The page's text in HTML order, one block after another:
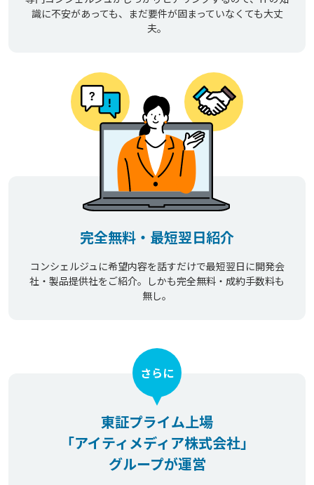
識に不安があっても、まだ要件が固まっていなくても大丈
夫。
完全無料・最短翌日紹介
コンシェルジュに希望内容を話すだけで最短翌日に開発会
社・製品提供社をご紹介。しかも完全無料・成約手数料も
無し。
東証プライム上場
「アイティメディア株式会社」
グループが運営
さらに